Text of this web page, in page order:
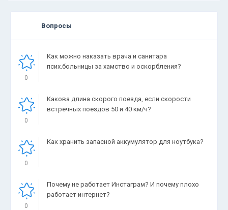
Вопросы
0
Как можно наказать врача и санитара
псих.больницы за хамство и оскорбления?
0
Какова длина скорого поезда, если скорости
встречных поездов 50 и 40 км/ч?
0
Как хранить запасной аккумулятор для ноутбука?
0
Почему не работает Инстаграм? И почему плохо
работает интернет?